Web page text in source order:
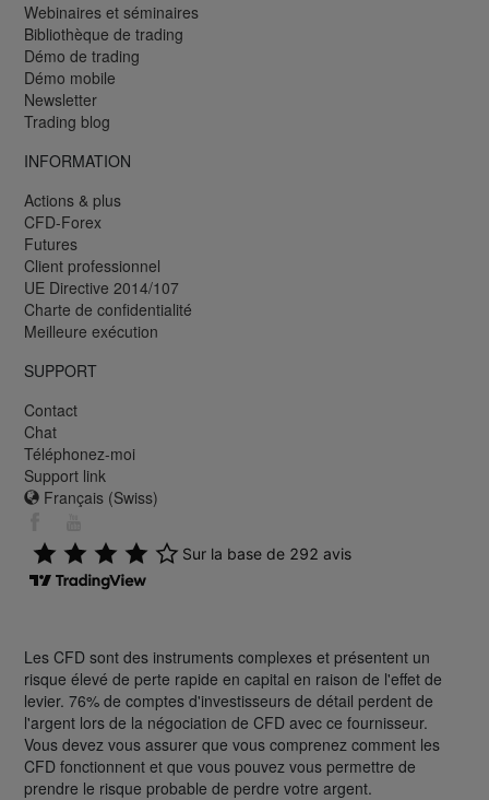
Webinaires et séminaires
Bibliothèque de trading
Démo de trading
Démo mobile
Newsletter
Trading blog
INFORMATION
Actions & plus
CFD-Forex
Futures
Client professionnel
UE Directive 2014/107
Charte de confidentialité
Meilleure exécution
SUPPORT
Contact
Chat
Téléphonez-moi
Support link
Français (Swiss)
Les CFD sont des instruments complexes et présentent un
risque élevé de perte rapide en capital en raison de l'effet de
levier. 76% de comptes d'investisseurs de détail perdent de
l'argent lors de la négociation de CFD avec ce fournisseur.
Vous devez vous assurer que vous comprenez comment les
CFD fonctionnent et que vous pouvez vous permettre de
prendre le risque probable de perdre votre argent.